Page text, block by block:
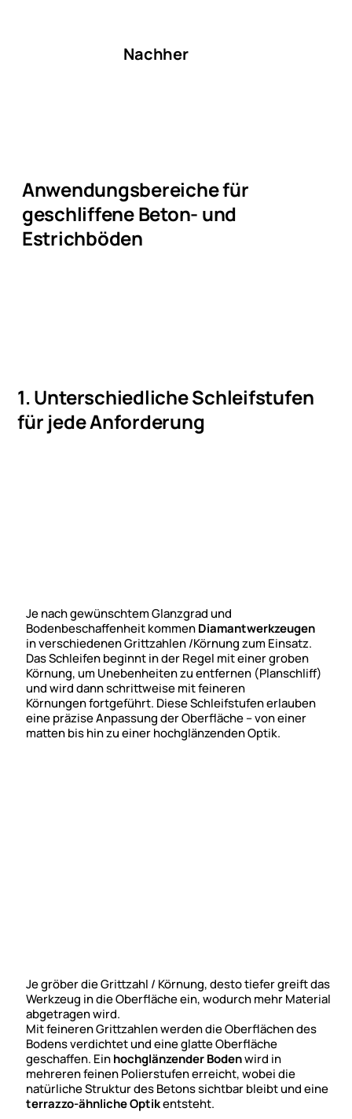
Anwendungsbereiche für
geschliffene Beton- und
Estrichböden
1. Unterschiedliche Schleifstufen
für jede Anforderung
Je nach gewünschtem Glanzgrad und
Bodenbeschaffenheit kommen Diamantwerkzeugen
in verschiedenen Grittzahlen /Körnung zum Einsatz.
Das Schleifen beginnt in der Regel mit einer groben
Körnung, um Unebenheiten zu entfernen (Planschliff)
und wird dann schrittweise mit feineren
Körnungen fortgeführt. Diese Schleifstufen erlauben
eine präzise Anpassung der Oberfläche – von einer
matten bis hin zu einer hochglänzenden Optik.
Je gröber die Grittzahl / Körnung, desto tiefer greift das
Werkzeug in die Oberfläche ein, wodurch mehr Material
abgetragen wird.
Mit feineren Grittzahlen werden die Oberflächen des
Bodens verdichtet und eine glatte Oberfläche
geschaffen. Einhochglänzender Bodenwird in
mehreren feinen Polierstufen erreicht, wobei die
natürliche Struktur des Betons sichtbar bleibt und eine
terrazzo-ähnliche Optikentsteht.
Nachher